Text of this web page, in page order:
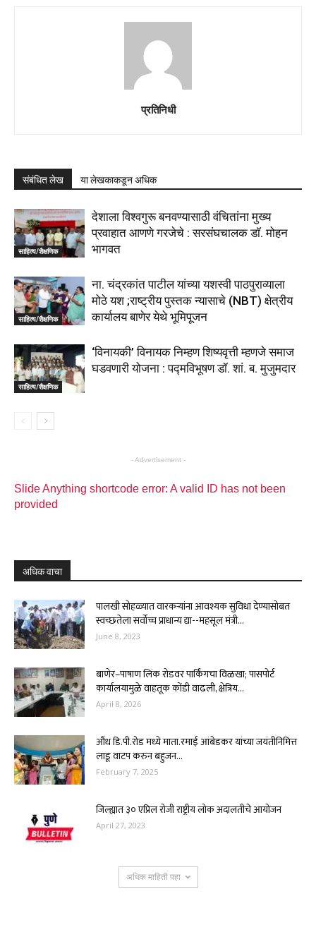
प्रतिनिधी
संबंधित लेख या लेखकाकडून अधिक
साहित्य/शैक्षणिक
देशाला विश्वगुरू बनवण्यासाठी वंचितांना मुख्य
प्रवाहात आणणे गरजेचे : सरसंघचालक डाॅ. मोहन
भागवत
साहित्य/शैक्षणिक
ना. चंद्रकांत पाटील यांच्या यशस्वी पाठपुराव्याला
मोठे यश ;राष्ट्रीय पुस्तक न्यासाचे (NBT) क्षेत्रीय
कार्यालय बाणेर येथे भूमिपूजन
साहित्य/शैक्षणिक
‘विनायकी’ विनायक निम्हण शिष्यवृत्ती म्हणजे समाज
घडवणारी योजना : पद्मविभूषण डॉ. शां. ब. मुजुमदार
- Advertisement -
Slide Anything shortcode error: A valid ID has not been
provided
अधिक वाचा
पालखी सोहळ्यात वारकऱ्यांना आवश्यक सुविधा देण्यासोबत
स्वच्छतेला सर्वोच्च प्राधान्य द्या--महसूल मंत्री...
June 8, 2023
बाणेर–पाषाण लिंक रोडवर पार्किंगचा विळखा; पासपोर्ट
कार्यालयामुळे वाहतूक कोंडी वाढली, क्षेत्रिय...
April 8, 2026
औंध डि.पी.रोड मध्ये माता.रमाई आंबेडकर यांच्या जयंतीनिमित्त
लाडू वाटप करुन बहुजन...
February 7, 2025
जिल्ह्यात ३० एप्रिल रोजी राष्ट्रीय लोक अदालतीचे आयोजन
April 27, 2023
अधिक माहिती पहा